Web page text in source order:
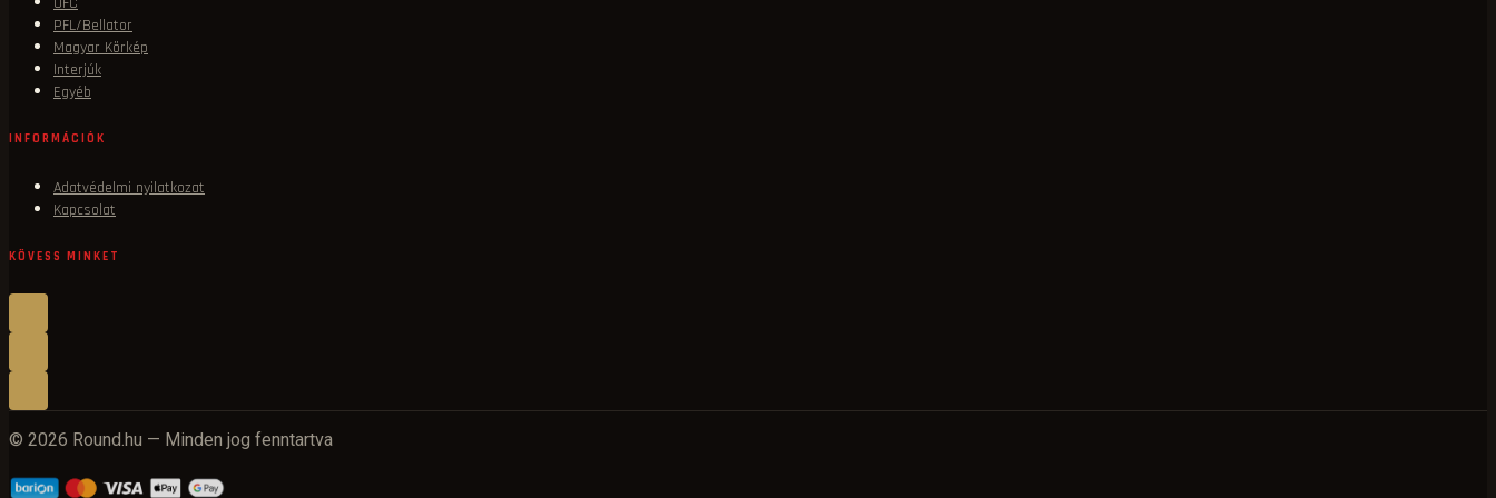
PFL/Bellator
Magyar Körkép
Interjúk
Egyéb
INFORMÁCIÓK
Adatvédelmi nyilatkozat
Kapcsolat
KÖVESS MINKET
© 2026 Round.hu — Minden jog fenntartva